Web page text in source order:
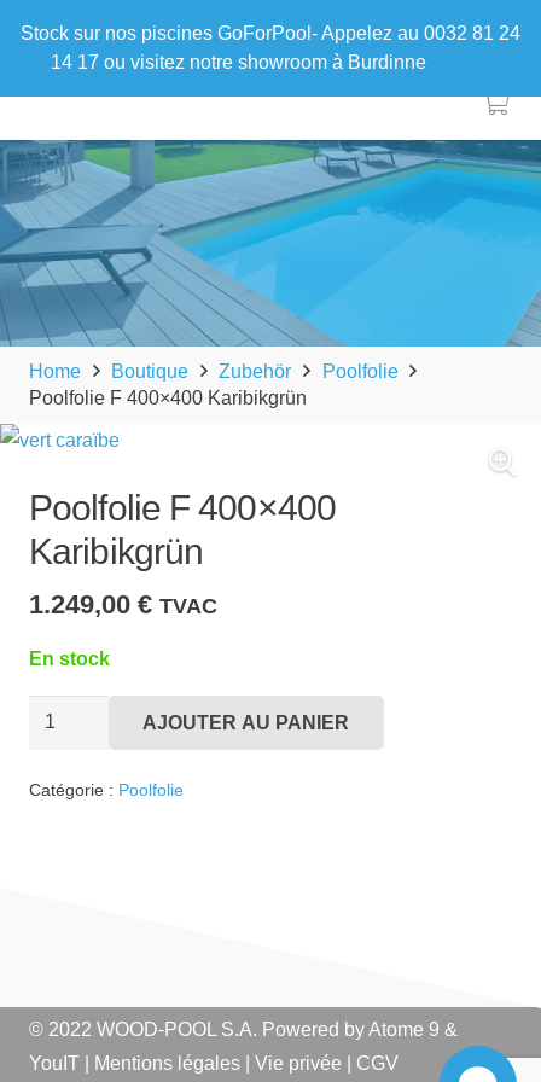
Stock sur nos piscines GoForPool- Appelez au 0032 81 24
14 17 ou visitez notre showroom à Burdinne
Home Boutique Zubehör
Poolfolie
Poolfolie F 400×400 Karibikgrün
Poolfolie F 400×400
Karibikgrün
1.249,00 € TVAC
En stock
quantité
AJOUTER AU PANIER
Catégorie : Poolfolie
© 2022 WOOD-POOL S.A. Powered byAtome 9 &
YouIT
Mentions légales Vie privée CGV